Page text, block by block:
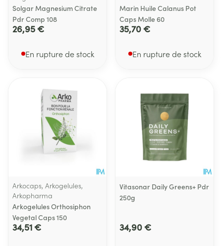
Solgar Magnesium Citrate
Pdr Comp 108
26,95 €
En rupture de stock
Marin Huile Calanus Pot
Caps Molle 60
35,70 €
En rupture de stock
Arkocaps, Arkogelules,
Arkopharma
Arkogelules Orthosiphon
Vegetal Caps 150
34,51 €
Vitasonar Daily Greens+ Pdr
250g
34,90 €